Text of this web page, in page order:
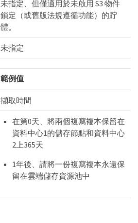
未指定、但僅適用於未啟用 S3 物件
鎖定（或舊版法規遵循功能）的貯
體。
未指定
範例值
擷取時間
在第0天、將兩個複寫複本保留在
資料中心1的儲存節點和資料中心
2上365天
1年後、請將一份複寫複本永遠保
留在雲端儲存資源池中